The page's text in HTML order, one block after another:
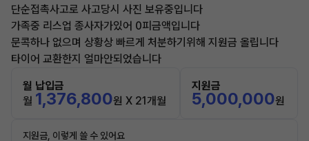
단순접촉사고로 사고당시 사진 보유중입니다
가족중 리스업 종사자가있어 0피금액입니다
문콕하나 없으며 상황상 빠르게 처분하기위해 지원금 올립니다
타이어 교환한지 얼마안되었습니다
월 납입금
월 1,376,800원 X 21개월
지원금
5,000,000원
지원금, 이렇게 쓸 수 있어요